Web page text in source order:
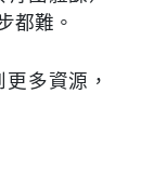
都難。
多資源，